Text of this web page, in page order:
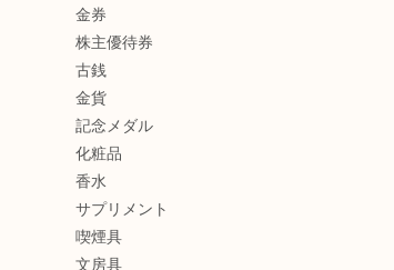
金券
株主優待券
古銭
金貨
記念メダル
化粧品
香水
サプリメント
喫煙具
文房具